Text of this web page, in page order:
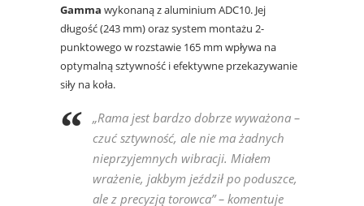
Gamma wykonaną z aluminium ADC10. Jej
długość (243 mm) oraz system montażu 2-
punktowego w rozstawie 165 mm wpływa na
optymalną sztywność i efektywne przekazywanie
siły na koła.
„Rama jest bardzo dobrze wyważona –
czuć sztywność, ale nie ma żadnych
nieprzyjemnych wibracji. Miałem
wrażenie, jakbym jeździł po poduszce,
ale z precyzją torowca”– komentuje